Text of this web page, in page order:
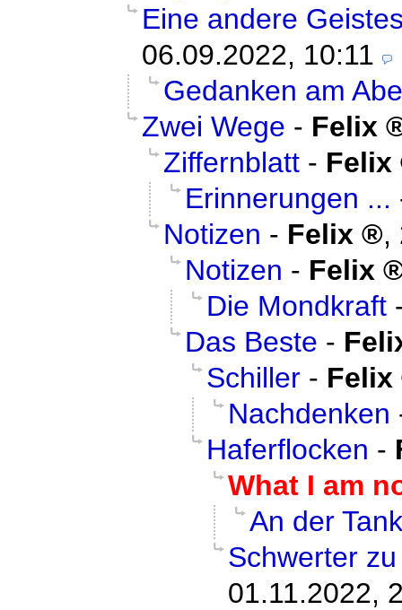
Eine andere
06.09.2022, 10:11
Gedanken am
Zwei Wege - Felix
Ziffernblatt - Felix
Erinnerungen ...
Notizen - Felix ,
Notizen - Felix
Die Mondkraft
Das Beste -
Schiller - Felix
Nachdenken
Haferflocken -
What I am
An der
Schwerter
01.11.2022,